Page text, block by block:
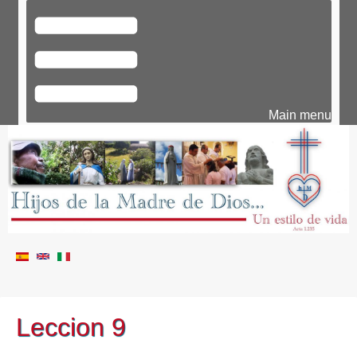
Main menu
Leccion 9